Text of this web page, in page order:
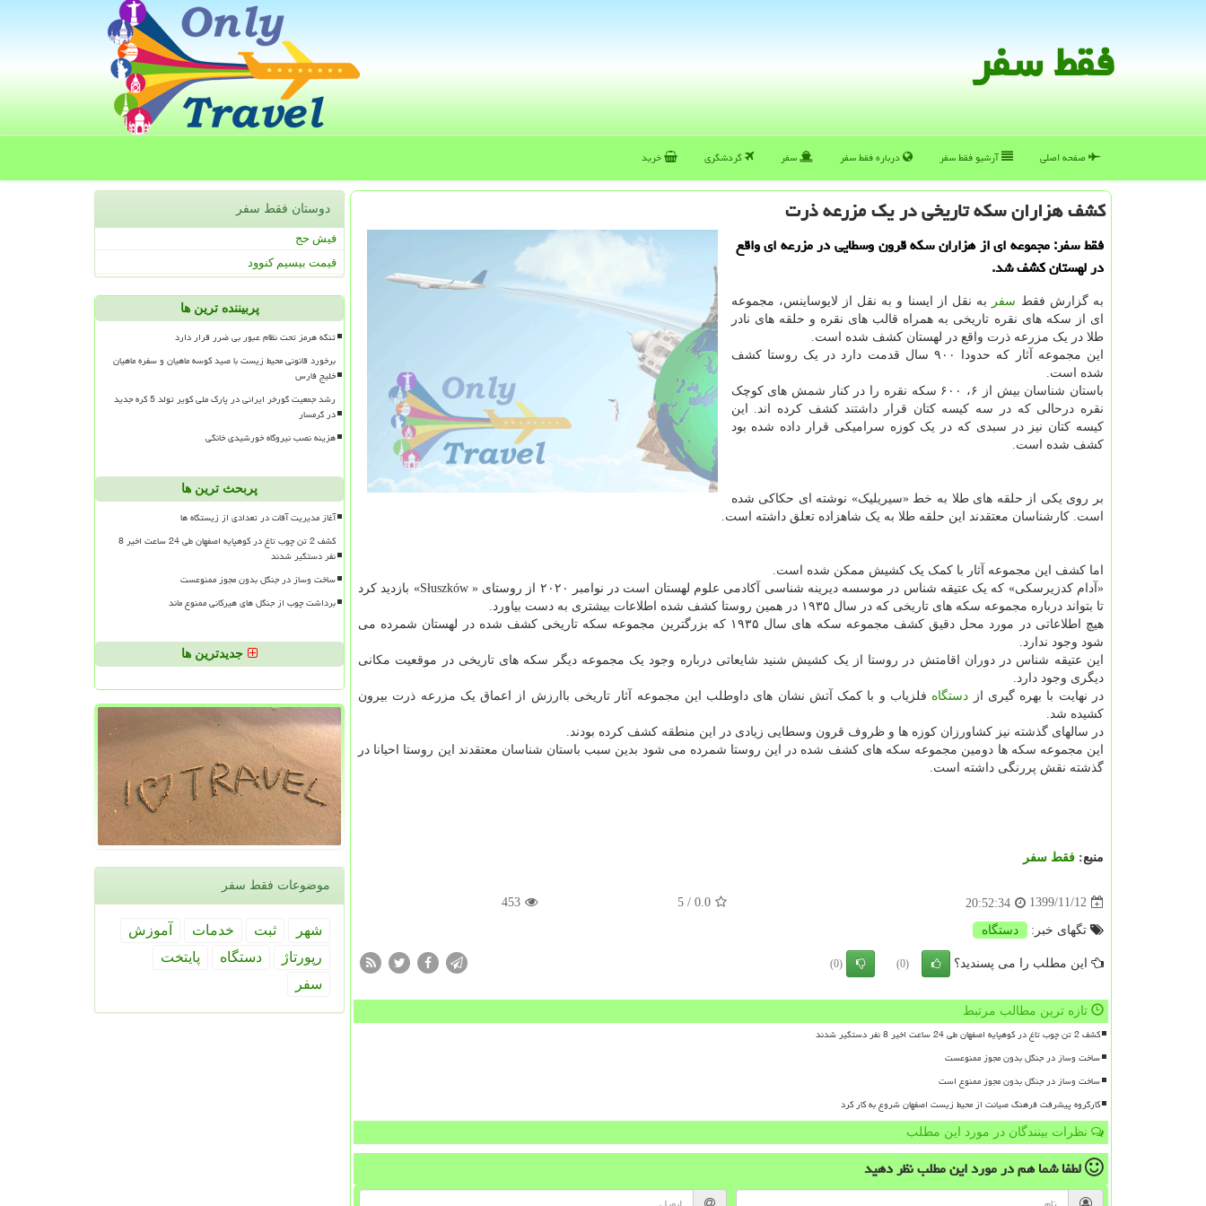
فقط سفر
صفحه اصلی آرشیو فقط سفر درباره فقط سفر سفر گردشگری خرید
كشف هزاران سكه تاریخی در یك مزرعه ذرت
فقط سفر: مجموعه ای از هزاران سکه قرون وسطایی در مزرعه ای واقع
در لهستان کشف شد.
به گزارش فقط سفر
به نقل از ایسنا و به نقل از لایوساینس، مجموعه
ای از سکه های نقره تاریخی به همراه قالب های نقره و حلقه های نادر
طلا در یک مزرعه ذرت واقع در لهستان کشف شده است.
این مجموعه آثار که حدودا ۹۰۰ سال قدمت دارد در یک روستا کشف
شده است.
باستان شناسان بیش از ۶، ۶۰۰ سکه نقره را در کنار شمش های کوچک
نقره درحالی که در سه کیسه کتان قرار داشتند کشف کرده اند. این
کیسه کتان نیز در سبدی که در یک کوزه سرامیکی قرار داده شده بود
کشف شده است.
بر روی یکی از حلقه های طلا به خط «سیریلیک» نوشته ای حکاکی شده
است. کارشناسان معتقدند این حلقه طلا به یک شاهزاده تعلق داشته است.
اما کشف این مجموعه آثار با کمک یک کشیش ممکن شده است.
«آدام کدزیرسکی» که یک عتیقه شناس در موسسه دیرینه شناسی آکادمی علوم لهستان است در نوامبر ۲۰۲۰ از روستای « Słuszków» بازدید کرد
تا بتواند درباره مجموعه سکه های تاریخی که در سال ۱۹۳۵ در همین روستا کشف شده اطلاعات بیشتری به دست بیاورد.
هیچ اطلاعاتی در مورد محل دقیق کشف مجموعه سکه های سال ۱۹۳۵ که بزرگترین مجموعه سکه تاریخی کشف شده در لهستان شمرده می
شود وجود ندارد.
این عتیقه شناس در دوران اقامتش در روستا از یک کشیش شنید شایعاتی درباره وجود یک مجموعه دیگر سکه های تاریخی در موقعیت مکانی
دیگری وجود دارد.
در نهایت با بهره گیری از دستگاه فلزیاب و با کمک آتش نشان های داوطلب این مجموعه آثار تاریخی باارزش از اعماق یک مزرعه ذرت بیرون
کشیده شد.
در سالهای گذشته نیز کشاورزان کوزه ها و ظروف قرون وسطایی زیادی در این منطقه کشف کرده بودند.
این مجموعه سکه ها دومین مجموعه سکه های کشف شده در این روستا شمرده می شود بدین سبب باستان شناسان معتقدند این روستا احیانا در
گذشته نقش پررنگی داشته است.
منبع: فقط سفر
1399/11/12
20:52:34
0.0
/ 5
453
تگهای خبر: دستگاه
این مطلب را می پسندید؟ (0)
(0)
تازه ترین مطالب مرتبط
کشف 2 تن چوب تاغ در کوهپایه اصفهان طی 24 ساعت اخیر 8 نفر دستگیر شدند
ساخت وساز در جنگل بدون مجوز ممنوعست
ساخت وساز در جنگل بدون مجوز ممنوع است
کارگروه پیشرفت فرهنگ صیانت از محیط زیست اصفهان شروع به کار کرد
نظرات بینندگان در مورد این مطلب
لطفا شما همدر مورد این مطلبنظر دهید
دوستان فقط سفر
فیش حج
قیمت بیسیم کنوود
پربیننده ترین ها
تنگه هرمز تحت نظام عبور بی ضرر قرار دارد
برخورد قانونی محیط زیست با صید کوسه ماهیان و سفره ماهیان
خلیج فارس
رشد جمعیت گورخر ایرانی در پارک ملی کویر تولد 5 کره جدید
در گرمسار
هزینه نصب نیروگاه خورشیدی خانگی
پربحث ترین ها
آغاز مدیریت آفات در تعدادی از زیستگاه ها
کشف 2 تن چوب تاغ در کوهپایه اصفهان طی 24 ساعت اخیر 8
نفر دستگیر شدند
ساخت وساز در جنگل بدون مجوز ممنوعست
برداشت چوب از جنگل های هیرکانی ممنوع ماند
جدیدترین ها
موضوعات فقط سفر
شهر ثبت خدمات
آموزش
رپورتاژ
دستگاه
پایتخت
سفر